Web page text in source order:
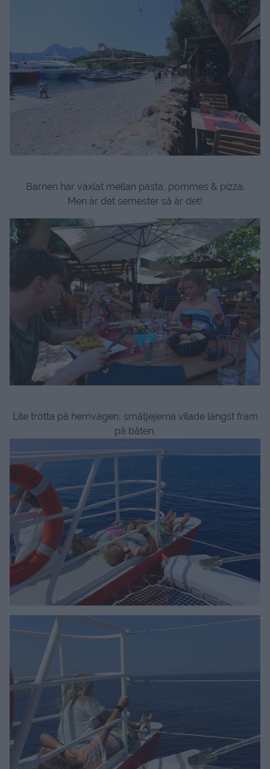
Barnen har växlat mellan pasta, pommes & pizza.
Men är det semester så är det!
Lite trötta på hemvägen, småtjejerna vilade längst fram
på båten.